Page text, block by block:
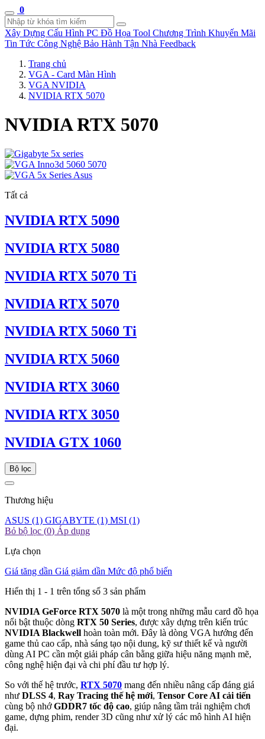
0
Xây Dựng Cấu Hình PC Đồ Họa Tool Chương Trình Khuyến Mãi
Tin Tức Công Nghệ Bảo Hành Tận Nhà Feedback
Trang chủ
VGA - Card Màn Hình
VGA NVIDIA
NVIDIA RTX 5070
NVIDIA RTX 5070
Tất cả
NVIDIA RTX 5090
NVIDIA RTX 5080
NVIDIA RTX 5070 Ti
NVIDIA RTX 5070
NVIDIA RTX 5060 Ti
NVIDIA RTX 5060
NVIDIA RTX 3060
NVIDIA RTX 3050
NVIDIA GTX 1060
Bộ lọc
Thương hiệu
ASUS (1) GIGABYTE (1) MSI (1)
Bỏ bộ lọc (0) Áp dụng
Lựa chọn
Giá tăng dần Giá giảm dần Mức độ phổ biến
Hiển thị 1 - 1 trên tổng số 3 sản phẩm
NVIDIA GeForce RTX 5070 là một trong những mẫu card đồ họa
nổi bật thuộc dòng RTX 50 Series, được xây dựng trên kiến trúc
NVIDIA Blackwell hoàn toàn mới. Đây là dòng VGA hướng đến
game thủ cao cấp, nhà sáng tạo nội dung, kỹ sư thiết kế và người
dùng AI PC cần một giải pháp cân bằng giữa hiệu năng mạnh mẽ,
công nghệ hiện đại và chi phí đầu tư hợp lý.
So với thế hệ trước, RTX 5070 mang đến nhiều nâng cấp đáng giá
như DLSS 4, Ray Tracing thế hệ mới, Tensor Core AI cải tiến
cùng bộ nhớGDDR7 tốc độ cao, giúp nâng tầm trải nghiệm chơi
game, dựng phim, render 3D cũng như xử lý các mô hình AI hiện
đại.